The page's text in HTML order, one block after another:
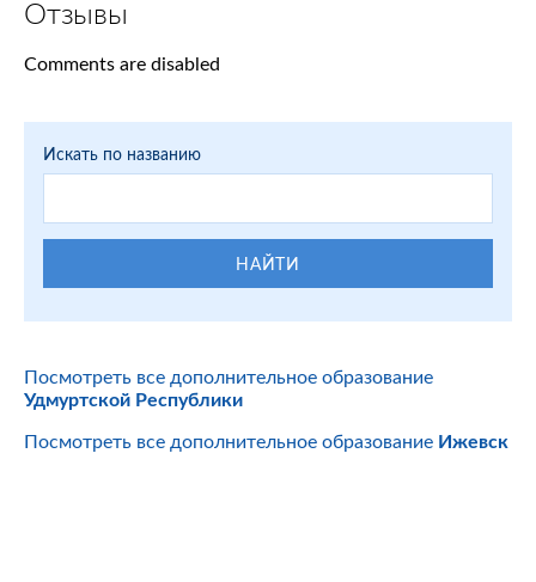
Отзывы
Comments are disabled
Искать по названию
НАЙТИ
Посмотреть все дополнительное образование
Удмуртской Республики
Посмотреть все дополнительное образование Ижевск